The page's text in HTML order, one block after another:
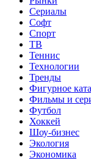
Сериалы
Софт
Спорт
ТВ
Теннис
Технологии
Тренды
Фигурное
Фильмы и
Футбол
Хоккей
Шоу-бизнес
Экология
Экономика